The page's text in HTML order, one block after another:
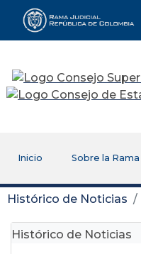
Rama
Inicio Sobre la Rama
Histórico de Noticias
Histórico de Noticias